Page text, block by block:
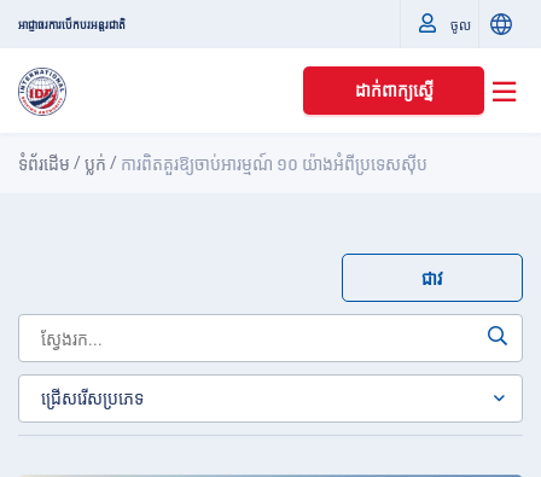
អាជ្ញាធរការបើកបរអន្តរជាតិ ចូល
ដាក់ពាក្យស្នើ
ទំព័រដើម /ប្លក់ / ការពិតគួរឱ្យចាប់អារម្មណ៍ ១០ យ៉ាងអំពីប្រទេសស៊ីប
ជាវ